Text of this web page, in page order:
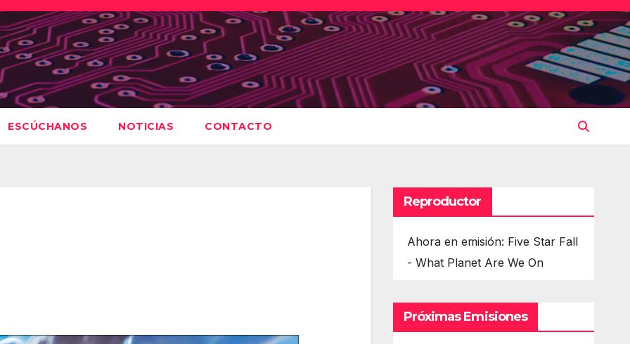
ESCÚCHANOS NOTICIAS CONTACTO
Reproductor
Ahora en emisión: Five Star Fall
- What Planet Are We On
Próximas Emisiones